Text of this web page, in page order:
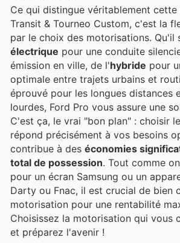
Ce qui distingue véritablement cette
Transit & Tourneo Custom, c'est la
par le choix des motorisations. Qu'il
électrique pour une conduite
émission en ville, de l'hybride pour
optimale entre trajets urbains et
éprouvé pour les longues distances
lourdes, Ford Pro vous assure une
C'est ça, le vrai "bon plan" : choisir
répond précisément à vos besoins
contribue à des économies
total de possession. Tout comme
pour un écran Samsung ou un
Darty ou Fnac, il est crucial de bien
motorisation pour une rentabilité
Choisissez la motorisation qui vous
et préparez l'avenir !